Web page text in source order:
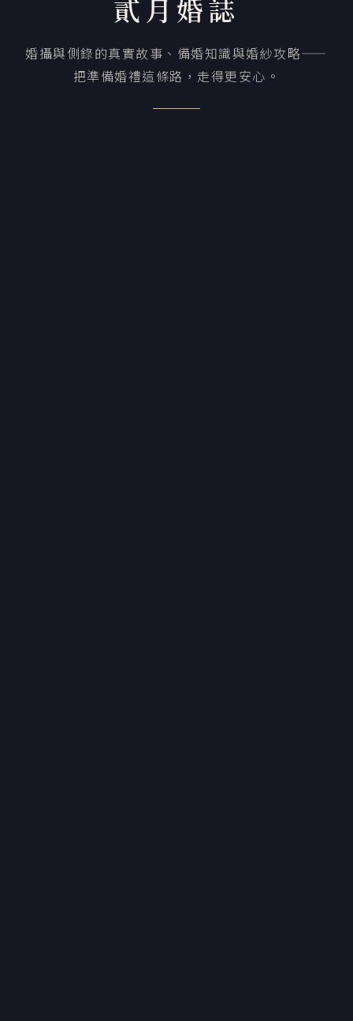
貳月婚誌
婚攝與側錄的真實故事、備婚知識與婚紗攻略——
把準備婚禮這條路，走得更安心。